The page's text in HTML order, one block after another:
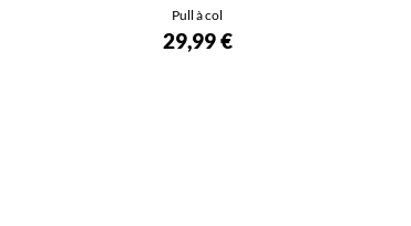
Pull à col
29,99 €